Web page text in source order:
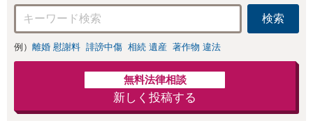
検索
例） 離婚 慰謝料 誹謗中傷 相続 遺産 著作物 違法
無料法律相談
新しく投稿する